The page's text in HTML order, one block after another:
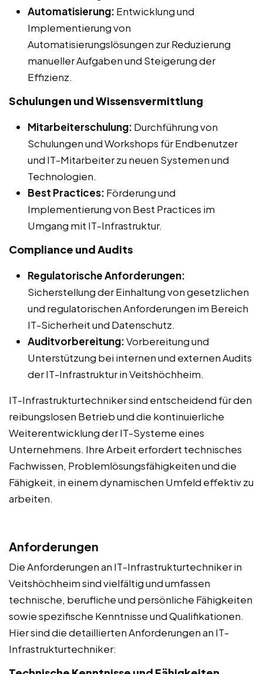
Automatisierung: Entwicklung und
Implementierung von
Automatisierungslösungen zur Reduzierung
manueller Aufgaben und Steigerung der
Effizienz.
Schulungen und Wissensvermittlung
Mitarbeiterschulung: Durchführung von
Schulungen und Workshops für Endbenutzer
und IT-Mitarbeiter zu neuen Systemen und
Technologien.
Best Practices: Förderung und
Implementierung von Best Practices im
Umgang mit IT-Infrastruktur.
Compliance und Audits
Regulatorische Anforderungen:
Sicherstellung der Einhaltung von gesetzlichen
und regulatorischen Anforderungen im Bereich
IT-Sicherheit und Datenschutz.
Auditvorbereitung:Vorbereitung und
Unterstützung bei internen und externen Audits
der IT-Infrastruktur in Veitshöchheim.
IT-Infrastrukturtechniker sind entscheidend für den
reibungslosen Betrieb und die kontinuierliche
Weiterentwicklung der IT-Systeme eines
Unternehmens. Ihre Arbeit erfordert technisches
Fachwissen, Problemlösungsfähigkeiten und die
Fähigkeit, in einem dynamischen Umfeld effektiv zu
arbeiten.
Anforderungen
Die Anforderungen an IT-Infrastrukturtechniker in
Veitshöchheim sind vielfältig und umfassen
technische, berufliche und persönliche Fähigkeiten
sowie spezifische Kenntnisse und Qualifikationen.
Hier sind die detaillierten Anforderungen an IT-
Infrastrukturtechniker: